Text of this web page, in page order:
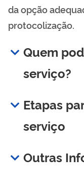
da opção
protocolização.
Quem
serviço?
Etapas
serviço
Outras